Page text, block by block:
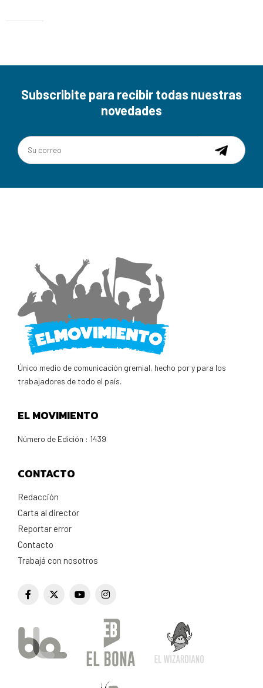
Subscribite para recibir todas nuestras
novedades
Único medio de comunicación gremial, hecho por y para los
trabajadores de todo el país.
EL MOVIMIENTO
Número de Edición : 1439
CONTACTO
Redacción
Carta al director
Reportar error
Contacto
Trabajá con nosotros